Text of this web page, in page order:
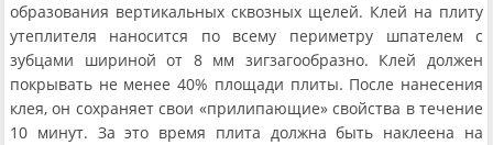
образования вертикальных сквозных щелей. Клей на плиту
утеплителя наносится по всему периметру шпателем с
зубцами шириной от 8 мм зигзагообразно. Клей должен
покрывать не менее 40% площади плиты. После нанесения
клея, он сохраняет свои «прилипающие» свойства в течение
10 минут. За это время плита должна быть наклеена на